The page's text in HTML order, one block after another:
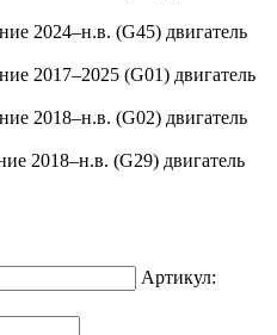
2024–н.в. (G45) двигатель
2017–2025 (G01) двигатель
2018–н.в. (G02) двигатель
2018–н.в. (G29) двигатель
Артикул: